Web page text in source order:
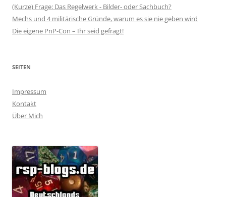
(Kurze) Frage: Das Regelwerk - Bilder- oder Sachbuch?
Mechs und 4 militärische Gründe, warum es sie nie geben wird
Die eigene PnP-Con – Ihr seid gefragt!
SEITEN
Impressum
Kontakt
Über Mich